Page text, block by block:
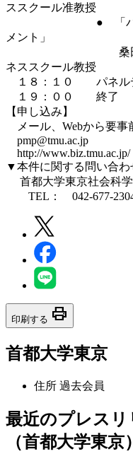
ススクール准教授
● 「パブリック
メント」
桑田耕太郎 首
ネススクール教授
１８：１０ パネル
１９：００ 終了
【申し込み】
メール、Webから要事
pmp@tmu.ac.jp
http://www.biz.tmu.ac.jp/
▼本件に関する問い合わ
首都大学東京社会科
TEL： 042-677-
印刷する print
首都大学東京
住所 過去会員
最近のプレスリ
（首都大学東京）